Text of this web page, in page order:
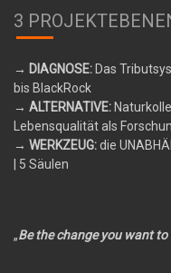
3
→ DIAGNOSE:Das
bis BlackRock
→ ALTERNATIVE:
Lebensqualität als
→ WERKZEUG:die
| 5 Säulen
„Be the change you want to